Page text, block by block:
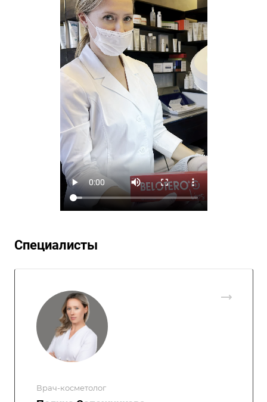
Специалисты
Врач-косметолог